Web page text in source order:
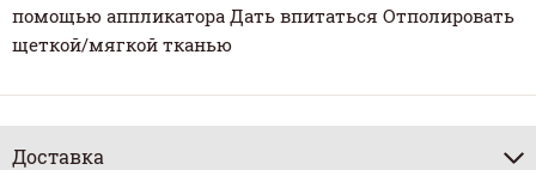
помощью аппликатора Дать впитаться Отполировать
щеткой/мягкой тканью
Доставка